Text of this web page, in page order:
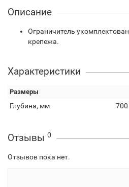
Описание
Ограничитель
крепежа.
Характеристики
Размеры
Глубина, мм 700
Отзывы 0
Отзывов пока нет.